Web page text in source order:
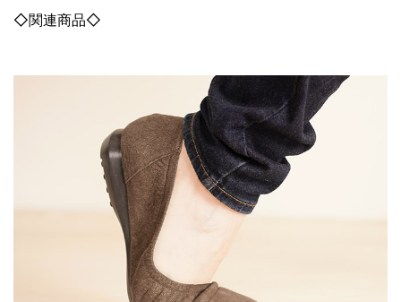
◇関連商品◇